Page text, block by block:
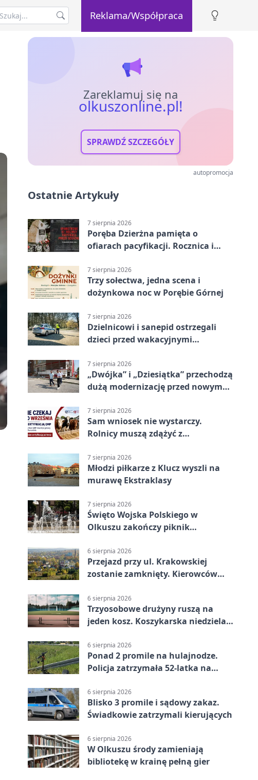
Reklama/Współpraca
Zareklamuj się na
olkuszonline.pl!
SPRAWDŹ SZCZEGÓŁY
autopromocja
Ostatnie Artykuły
7 sierpnia 2026
Poręba Dzierżna pamięta o
ofiarach pacyfikacji. Rocznica i
7 sierpnia 2026
Trzy sołectwa, jedna scena i
dożynkowa noc w Porębie Górnej
7 sierpnia 2026
Dzielnicowi i sanepid ostrzegali
dzieci przed wakacyjnymi
7 sierpnia 2026
„Dwójka” i „Dziesiątka” przechodzą
dużą modernizację przed nowym
7 sierpnia 2026
Sam wniosek nie wystarczy.
Rolnicy muszą zdążyć z
7 sierpnia 2026
Młodzi piłkarze z Klucz wyszli na
murawę Ekstraklasy
7 sierpnia 2026
Święto Wojska Polskiego w
Olkuszu zakończy piknik
6 sierpnia 2026
Przejazd przy ul. Krakowskiej
zostanie zamknięty. Kierowców
6 sierpnia 2026
Trzyosobowe drużyny ruszą na
jeden kosz. Koszykarska niedziela
6 sierpnia 2026
Ponad 2 promile na hulajnodze.
Policja zatrzymała 52-latka na
6 sierpnia 2026
Blisko 3 promile i sądowy zakaz.
Świadkowie zatrzymali kierujących
6 sierpnia 2026
W Olkuszu środy zamieniają
bibliotekę w krainę pełną gier